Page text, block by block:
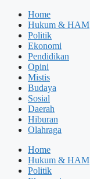
Home
Hukum & HAM
Politik
Ekonomi
Pendidikan
Opini
Mistis
Budaya
Sosial
Daerah
Hiburan
Olahraga
Home
Hukum & HAM
Politik